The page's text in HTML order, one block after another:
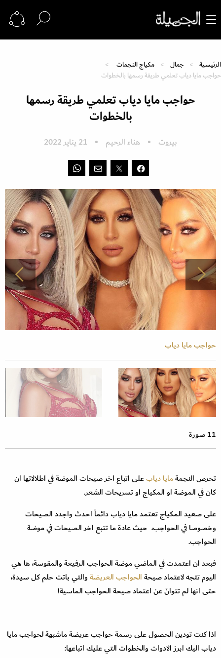
الرئيسية جمال
مكياج النجمات
حواجب مايا دياب تعلمي طريقة رسمها بالخطوات
حواجب مايا دياب تعلمي طريقة رسمها
بالخطوات
بيروت هناء الرحيم 21 يناير 2022
حواجب مايا دياب
11 صورة
تحرص النجمةمايا ديابعلى اتباع اخر صيحات الموضة في اطلالاتها ان
كان في الموضة او المكياج او تسريحات الشعر.
على صعيد المكياج تعتمد مايا دياب دائماً احدث واجدد الصيحات
وخصوصاً في الحواجب، حيث عادة ما تتبع اخر الصيحات في موضة
الحواجب.
فبعد ان اعتمدت في الماضي موضة الحواجب الرفيعة والمقوسة، ها هي
اليوم تتجه لاعتماد صيحةالحواجب العريضةوالتي باتت حلم كل سيدة،
حتى انها لم تتوانَ عن اعتماد صيحة الحواجب الماسية!
اذا كنت تودين الحصول على رسمة حواجب عريضة ماشبهة لحواجب مايا
دياب اليك ابرز الادوات والخطوات التي عليك اتباعها: